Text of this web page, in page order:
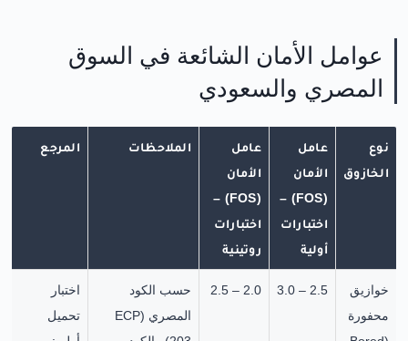
عوامل الأمان الشائعة في السوق
المصري والسعودي
نوع
الخازوق
عامل
الأمان
(FOS) –
اختبارات
أولية
عامل
الأمان
(FOS) –
اختبارات
روتينية
الملاحظات المرجع
خوازيق
محفورة
2.5 – 3.0
2.0 – 2.5
حسب الكود
المصري (ECP
اختبار
تحميل